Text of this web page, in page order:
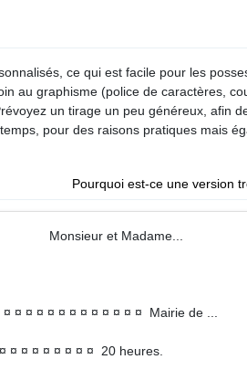
ce qui est facile pour les
au graphisme (police de caractères,
un tirage un peu généreux, afin
pour des raisons pratiques mais
Pourquoi est-ce une version
et Madame...
¤ ¤ ¤ ¤ ¤ ¤ ¤ ¤ ¤ ¤ ¤ ¤ Mairie de ...
¤ ¤ ¤ ¤ ¤ ¤ ¤ ¤ 20 heures.